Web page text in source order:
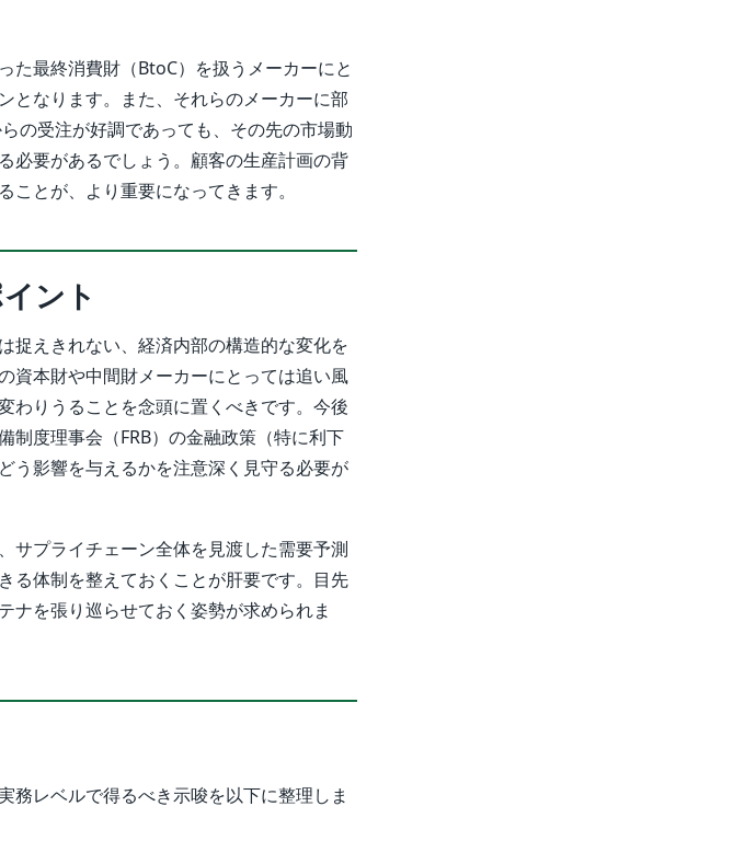
た最終消費財（BtoC）を扱うメーカーにと
となります。また、それらのメーカーに部
の受注が好調であっても、その先の市場動
必要があるでしょう。顧客の生産計画の背
とが、より重要になってきます。
ント
捉えきれない、経済内部の構造的な変化を
資本財や中間財メーカーにとっては追い風
わりうることを念頭に置くべきです。今後
制度理事会（FRB）の金融政策（特に利下
う影響を与えるかを注意深く見守る必要が
サプライチェーン全体を見渡した需要予測
る体制を整えておくことが肝要です。目先
ナを張り巡らせておく姿勢が求められま
務レベルで得るべき示唆を以下に整理しま